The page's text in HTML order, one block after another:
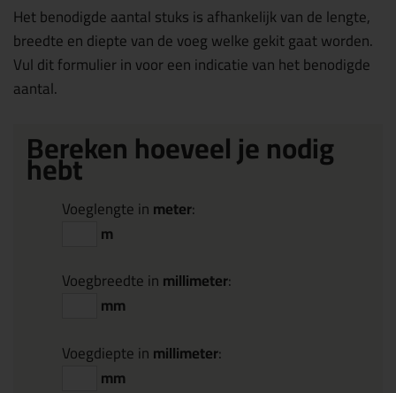
Het benodigde aantal stuks is afhankelijk van de lengte,
breedte en diepte van de voeg welke gekit gaat worden.
Vul dit formulier in voor een indicatie van het benodigde
aantal.
Bereken hoeveel je nodig
hebt
Voeglengte inmeter:
m
Voegbreedte inmillimeter:
mm
Voegdiepte inmillimeter:
mm